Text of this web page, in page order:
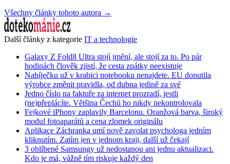
Všechny články tohoto autora →
Další články z kategorie IT a technologie
Galaxy Z Fold8 Ultra stojí jmění, ale stojí za to. Po pár
hodinách člověk zjistí, že cesta zpátky neexistuje
Nabíječku už v krabici notebooku nenajdete. EU donutila
výrobce změnit pravidla, od dubna jedině za své
Jedno číslo na faktuře za internet prozradí, jestli
(ne)přeplácíte. Většina Čechů ho nikdy nekontrolovala
Fejkové iPhony zaplavily Barcelonu. Oranžová barva, široký
modul fotoaparátů a cena zlomek originálu
Aplikace Záchranka umí nově zavolat psychologa jedním
kliknutím. Zatím jen v jednom kraji, další už čekají
3 oblíbené Samsungy už nedostanou ani jednu aktualizaci.
Kdo je má, vážně tím riskuje každý den